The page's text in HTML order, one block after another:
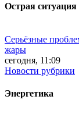
Острая ситуация
Серьёзные
жары
сегодня, 11:09
Новости рубрики
Энергетика